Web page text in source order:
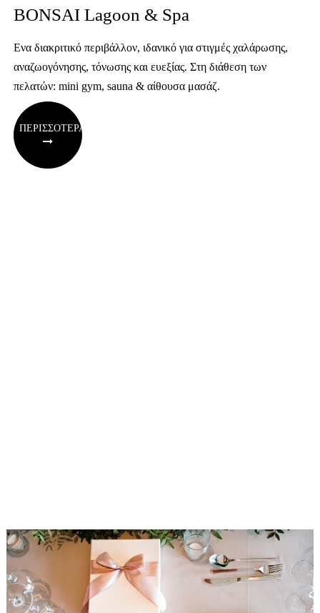
BONSAI Lagoon & Spa
Ενα διακριτικό περιβάλλον, ιδανικό για στιγμές χαλάρωσης,
αναζωογόνησης, τόνωσης και ευεξίας. Στη διάθεση των
πελατών: mini gym, sauna & αίθουσα μασάζ.
ΠΕΡΙΣΣΟΤΕΡΑ